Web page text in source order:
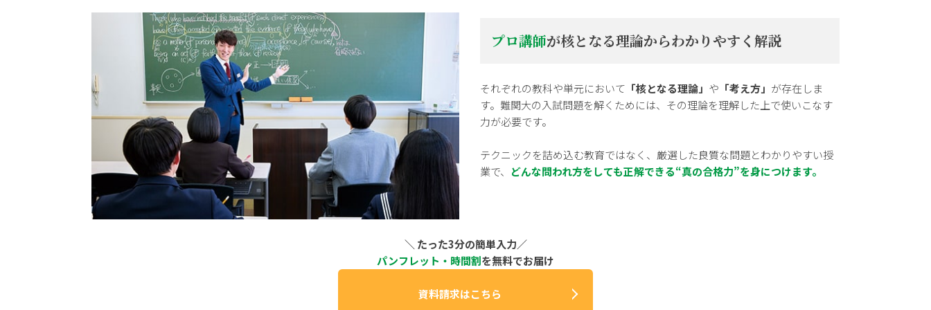
プロ講師が核となる理論からわかりやすく解説
それぞれの教科や単元において 「核となる理論」 や 「考え方」 が存在しま
す。難関大の入試問題を解くためには、その理論を理解した上で使いこなす
力が必要です。
テクニックを詰め込む教育ではなく、厳選した良質な問題とわかりやすい授
業で、 どんな問われ方をしても正解できる“真の合格力”を身につけます。
＼ たった3分の簡単入力／
パンフレット・時間割を無料でお届け
資料請求はこちら